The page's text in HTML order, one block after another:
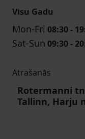
Visu Gadu
Mon-Fri 08:30 -
Sat-Sun 09:30 -
Atrašanās
Rotermanni
Tallinn, Harju